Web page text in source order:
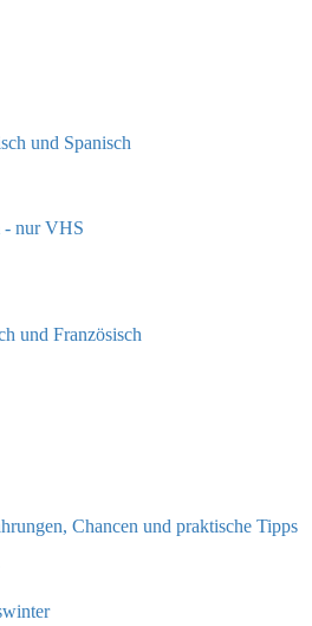
und Spanisch
- nur VHS
und Französisch
Chancen und praktische Tipps